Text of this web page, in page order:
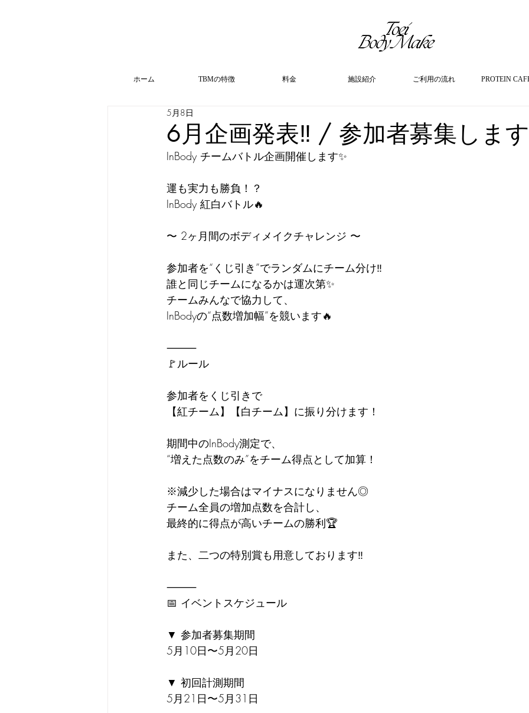
ホーム TBMの特徴 料金 施設紹介 ご利用の流れ PROTEIN
6月企画発表‼︎ / 参加者募集しま
5月8日
InBody チームバトル企画開催します✨
運も実力も勝負！？
InBody 紅白バトル🔥
〜 2ヶ月間のボディメイクチャレンジ 〜
参加者を“くじ引き”でランダムにチーム分け‼︎
誰と同じチームになるかは運次第✨
チームみんなで協力して、
InBodyの“点数増加幅”を競います🔥
⸻
🚩ルール
参加者をくじ引きで
【紅チーム】【白チーム】に振り分けます！
期間中のInBody測定で、
“増えた点数のみ”をチーム得点として加算！
※減少した場合はマイナスになりません◎
チーム全員の増加点数を合計し、
最終的に得点が高いチームの勝利🏆
また、二つの特別賞も用意しております‼︎
⸻
📅 イベントスケジュール
▼ 参加者募集期間
5月10日〜5月20日
▼ 初回計測期間
5月21日〜5月31日